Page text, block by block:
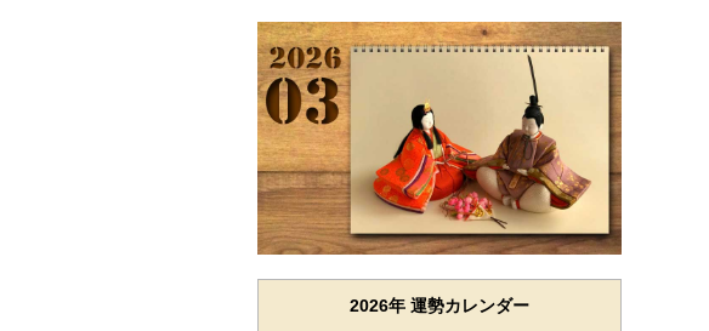
2026年 運勢カレンダー